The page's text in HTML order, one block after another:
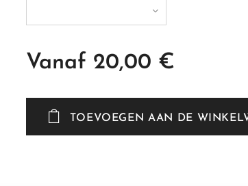
Vanaf 20,00 €
TOEVOEGEN AAN DE